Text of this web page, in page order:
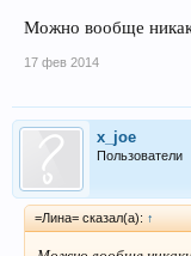
Можно вообще
17 фев 2014
x_joe
Пользователи
=Лина= сказал(а): ↑